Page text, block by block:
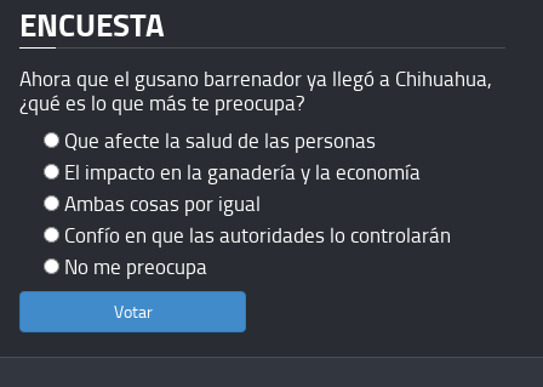
ENCUESTA
Ahora que el gusano barrenador ya llegó a Chihuahua,
¿qué es lo que más te preocupa?
Que afecte la salud de las personas
El impacto en la ganadería y la economía
Ambas cosas por igual
Confío en que las autoridades lo controlarán
No me preocupa